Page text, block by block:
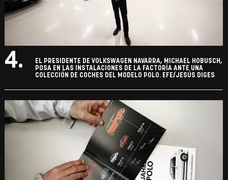
4.
EL PRESIDENTE DE VOLKSWAGEN NAVARRA, MICHAEL HOBUSCH,
POSA EN LAS INSTALACIONES DE LA FACTORÍA ANTE UNA
COLECCIÓN DE COCHES DEL MODELO POLO. EFE/JESÚS DIGES